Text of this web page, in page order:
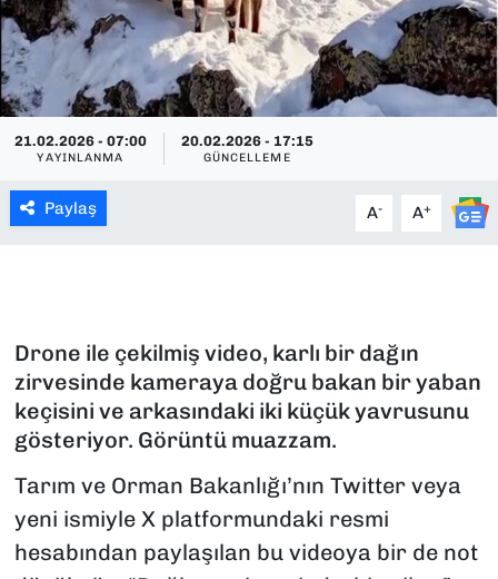
21.02.2026 - 07:00
YAYINLANMA
20.02.2026 - 17:15
GÜNCELLEME
Paylaş A- A+
Drone ile çekilmiş video, karlı bir dağın
zirvesinde kameraya doğru bakan bir yaban
keçisini ve arkasındaki iki küçük yavrusunu
gösteriyor. Görüntü muazzam.
Tarım ve Orman Bakanlığı’nın Twitter veya
yeni ismiyle X platformundaki resmi
hesabından paylaşılan bu videoya bir de not
SAĞLIK
SPOR
TEKNOLOJİ
YAŞAM